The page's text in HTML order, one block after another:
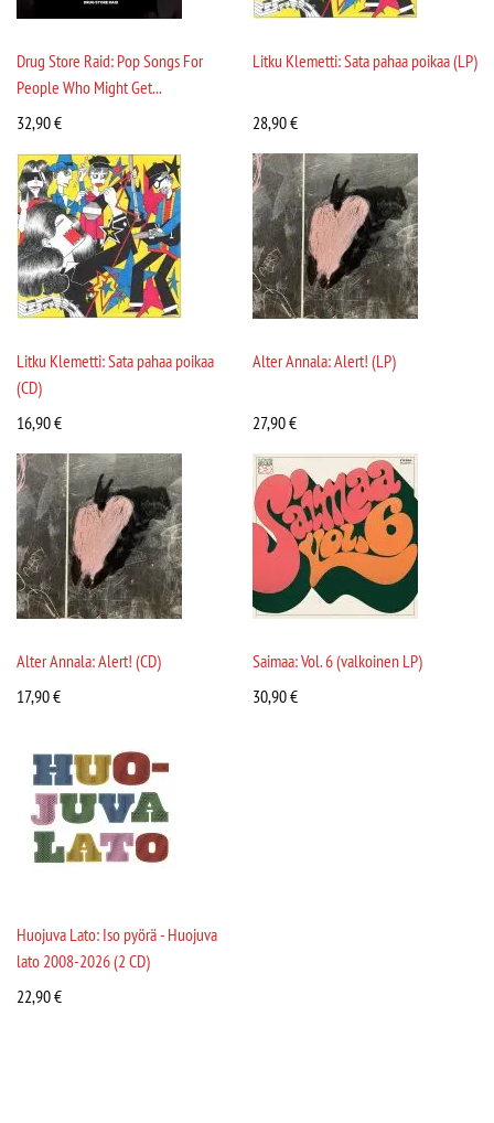
Drug Store Raid: Pop Songs For
People Who Might Get...
32,90€
Litku Klemetti: Sata pahaa poikaa (LP)
28,90€
Litku Klemetti: Sata pahaa poikaa
(CD)
16,90€
Alter Annala: Alert! (LP)
27,90€
Alter Annala: Alert! (CD)
17,90€
Saimaa: Vol. 6 (valkoinen LP)
30,90€
Huojuva Lato: Iso pyörä - Huojuva
lato 2008-2026 (2 CD)
22,90€